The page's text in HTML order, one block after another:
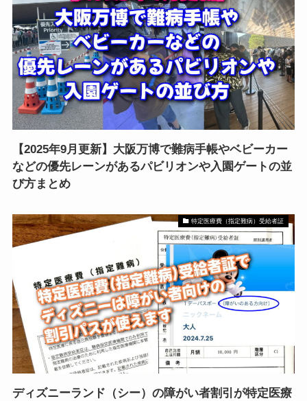
【2025年9月更新】大阪万博で難病手帳やベビーカー
などの優先レーンがあるパビリオンや入園ゲートの並
び方まとめ
特定医療費（指定難病）受給者証
ディズニーランド（シー）の障がい者割引が特定医療